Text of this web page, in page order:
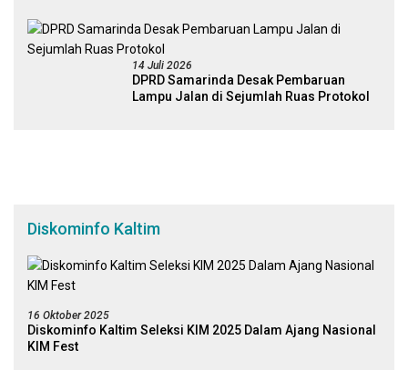
14 Juli 2026
DPRD Samarinda Desak Pembaruan
Lampu Jalan di Sejumlah Ruas Protokol
Diskominfo Kaltim
16 Oktober 2025
Diskominfo Kaltim Seleksi KIM 2025 Dalam Ajang Nasional
KIM Fest